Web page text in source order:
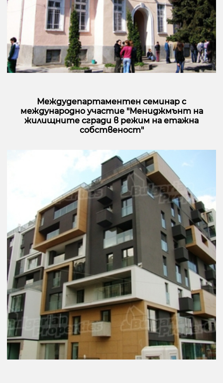
Междудепартаментен семинар с
международно участие "Мениджмънт на
жилищните сгради в режим на етажна
собственост"